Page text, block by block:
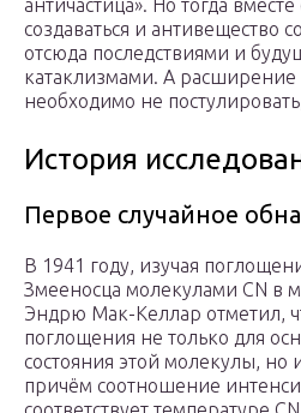
античастица». Но тогда
создаваться и антивещество
отсюда последствиями и
катаклизмами. А
необходимо не
История
Первое случайное
В 1941 году, изучая
Змееносца молекулами CN в
Эндрю Мак-Келлар отметил,
поглощения не только для
состояния этой молекулы, но
причём соотношение